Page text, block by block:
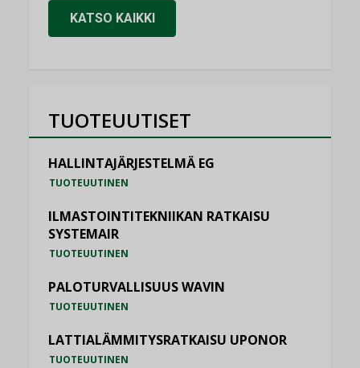
KATSO KAIKKI
TUOTEUUTISET
HALLINTAJÄRJESTELMÄ EG
TUOTEUUTINEN
ILMASTOINTITEKNIIKAN RATKAISU
SYSTEMAIR
TUOTEUUTINEN
PALOTURVALLISUUS WAVIN
TUOTEUUTINEN
LATTIALÄMMITYSRATKAISU UPONOR
TUOTEUUTINEN